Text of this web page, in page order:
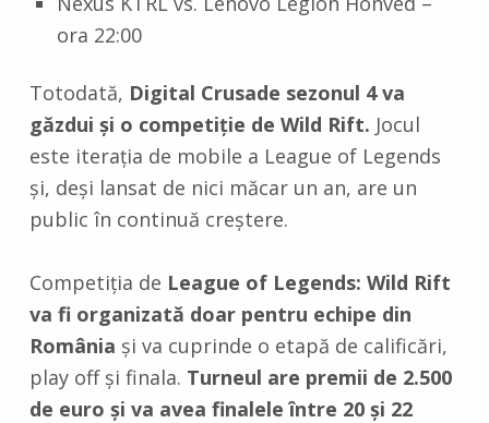
ora 22:00
Totodată, Digital Crusade sezonul 4 va
găzdui și o competiție de Wild Rift. Jocul
este iterația de mobile a League of Legends
și, deși lansat de nici măcar un an, are un
public în continuă creștere.
Competiția de League of Legends: Wild Rift
va fi organizată doar pentru echipe din
România și va cuprinde o etapă de calificări,
play off și finala. Turneul are premii de 2.500
de euro și va avea finalele între 20 și 22